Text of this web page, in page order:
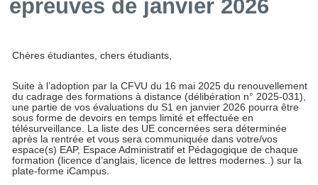
épreuves de janvier 2026
Chères étudiantes, chers étudiants,
Suite à l’adoption par la CFVU du 16 mai 2025 du renouvellement
du cadrage des formations à distance (délibération n° 2025-031),
une partie de vos évaluations du S1 en janvier 2026 pourra être
sous forme de devoirs en temps limité et effectuée en
télésurveillance. La liste des UE concernées sera déterminée
après la rentrée et vous sera communiquée dans votre/vos
espace(s) EAP, Espace Administratif et Pédagogique de chaque
formation (licence d’anglais, licence de lettres modernes..) sur la
plate-forme iCampus.